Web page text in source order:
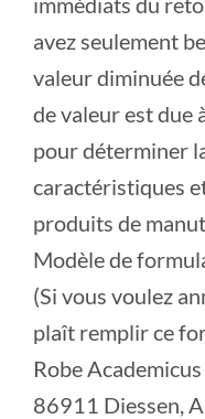
avez seulement
valeur diminuée
de valeur est due
pour déterminer
caractéristiques
produits de
Modèle de
(Si vous voulez
plaît remplir ce
Robe
86911 Diessen,